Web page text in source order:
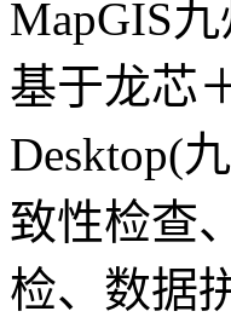
MapGIS
基于龙芯
Desktop(
致性检查
检、数据